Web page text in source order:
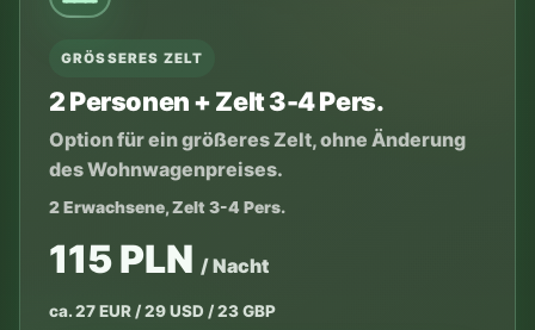
GRÖSSERES ZELT
2 Personen + Zelt 3-4 Pers.
Option für ein größeres Zelt, ohne Änderung
des Wohnwagenpreises.
2 Erwachsene, Zelt 3-4 Pers.
115 PLN / Nacht
ca. 27 EUR / 29 USD / 23 GBP